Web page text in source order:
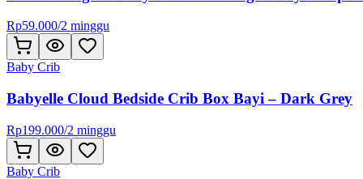
Rp59.000/2 minggu
Baby Crib
Babyelle Cloud Bedside Crib Box Bayi – Dark Grey
Rp199.000/2 minggu
Baby Crib